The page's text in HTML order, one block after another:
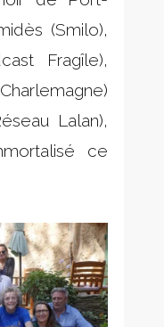
(Smilo),
Fragîle),
Lalan),
ce